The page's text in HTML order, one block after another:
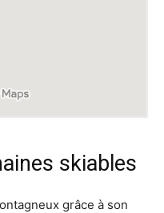
skiables
grâce à son